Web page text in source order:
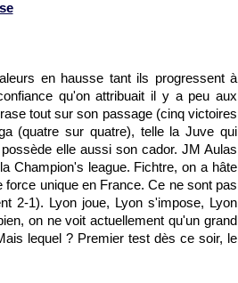
en hausse tant ils progressent à
qu'on attribuait il y a peu aux
tout sur son passage (cinq victoires
(quatre sur quatre), telle la Juve qui
elle aussi son cador. JM Aulas
Champion's league. Fichtre, on a hâte
unique en France. Ce ne sont pas
2-1). Lyonjoue, Lyons'impose, Lyon
on ne voit actuellement qu'un grand
lequel ? Premier test dès ce soir, le